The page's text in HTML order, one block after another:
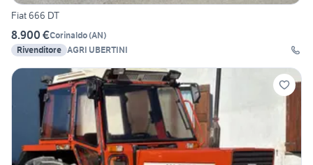
Fiat 666 DT
8.900 €Corinaldo(AN)
Rivenditore AGRI UBERTINI